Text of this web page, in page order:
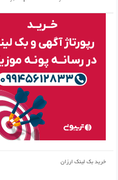
خرید بک لینک ارزان